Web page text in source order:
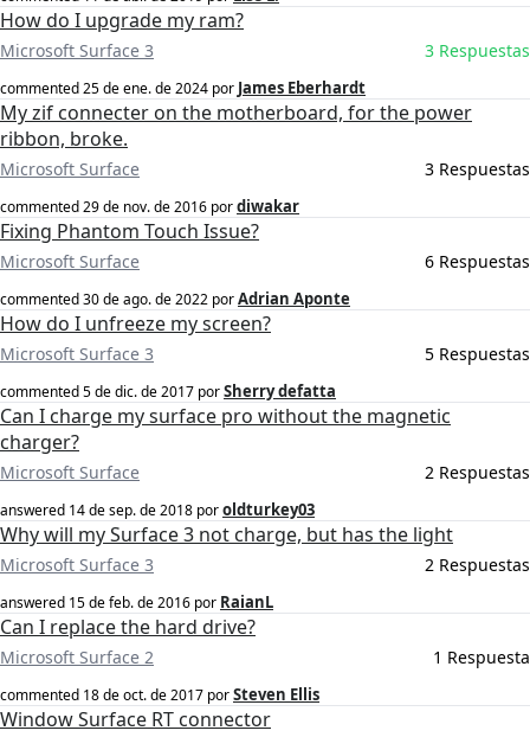
How do I upgrade my ram?
Microsoft Surface 3 3 Respuestas
commented25 de ene. de 2024 por James Eberhardt
My zif connecter on the motherboard, for the power
ribbon, broke.
Microsoft Surface 3 Respuestas
commented29 de nov. de 2016 pordiwakar
Fixing Phantom Touch Issue?
Microsoft Surface 6 Respuestas
commented30 de ago. de 2022 porAdrian Aponte
How do I unfreeze my screen?
Microsoft Surface 3 5 Respuestas
commented5 de dic. de 2017 porSherry defatta
Can I charge my surface pro without the magnetic
charger?
Microsoft Surface 2 Respuestas
answered 14 de sep. de 2018 poroldturkey03
Why will my Surface 3 not charge, but has the light
Microsoft Surface 3 2 Respuestas
answered 15 de feb. de 2016 por RaianL
Can I replace the hard drive?
Microsoft Surface 2 1 Respuesta
commented 18 de oct. de 2017 porSteven Ellis
Window Surface RT connector